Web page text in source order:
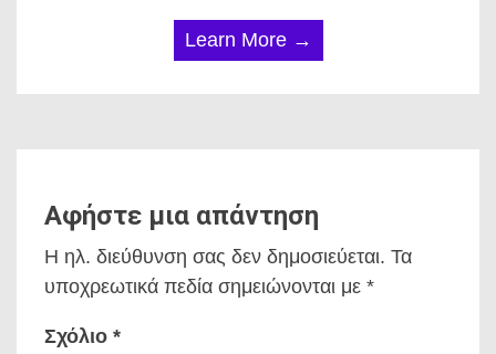
Learn More →
Αφήστε μια απάντηση
Η ηλ. διεύθυνση σας δεν δημοσιεύεται. Τα
υποχρεωτικά πεδία σημειώνονται με *
Σχόλιο *